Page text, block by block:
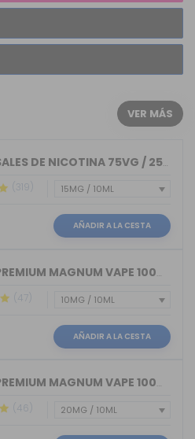
VER MÁS
NICOKIT SALES DE NICOTINA 75VG / 25PG...
(319)
AÑADIR A LA CESTA
NICOKIT PREMIUM MAGNUM VAPE 100%VG 10ML
(47)
AÑADIR A LA CESTA
NICOKIT PREMIUM MAGNUM VAPE 100%PG 10ML
(46)